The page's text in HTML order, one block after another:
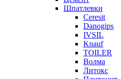
Шпатлевки
Ceresit
Danogips
IVSIL
Knauf
TOILER
Волма
Литокс